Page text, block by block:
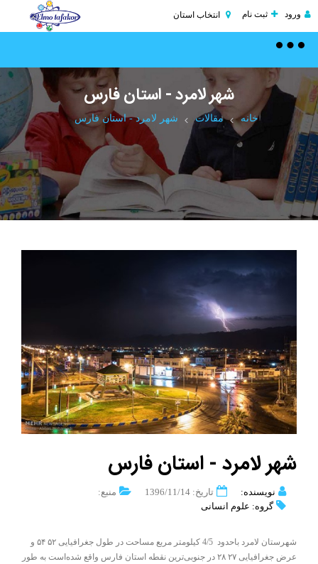
ورود ثبت نام انتخاب استان
Toggle
شهر لامرد - استان فارس
خانه مقالات شهر لامرد - استان فارس
شهر لامرد - استان فارس
نویسنده: تاریخ: 1396/11/14
منبع:
گروه: علوم انسانی
شهرستان لامرد باحدود 4/5 کیلومتر مربع مساحت در طول جغرافیایی ۵۲ ۵۴ و
عرض جغرافیایی ۲۷ ۲۸ در جنوبی‌ترین نقطه استان فارس واقع شده‌است به طور